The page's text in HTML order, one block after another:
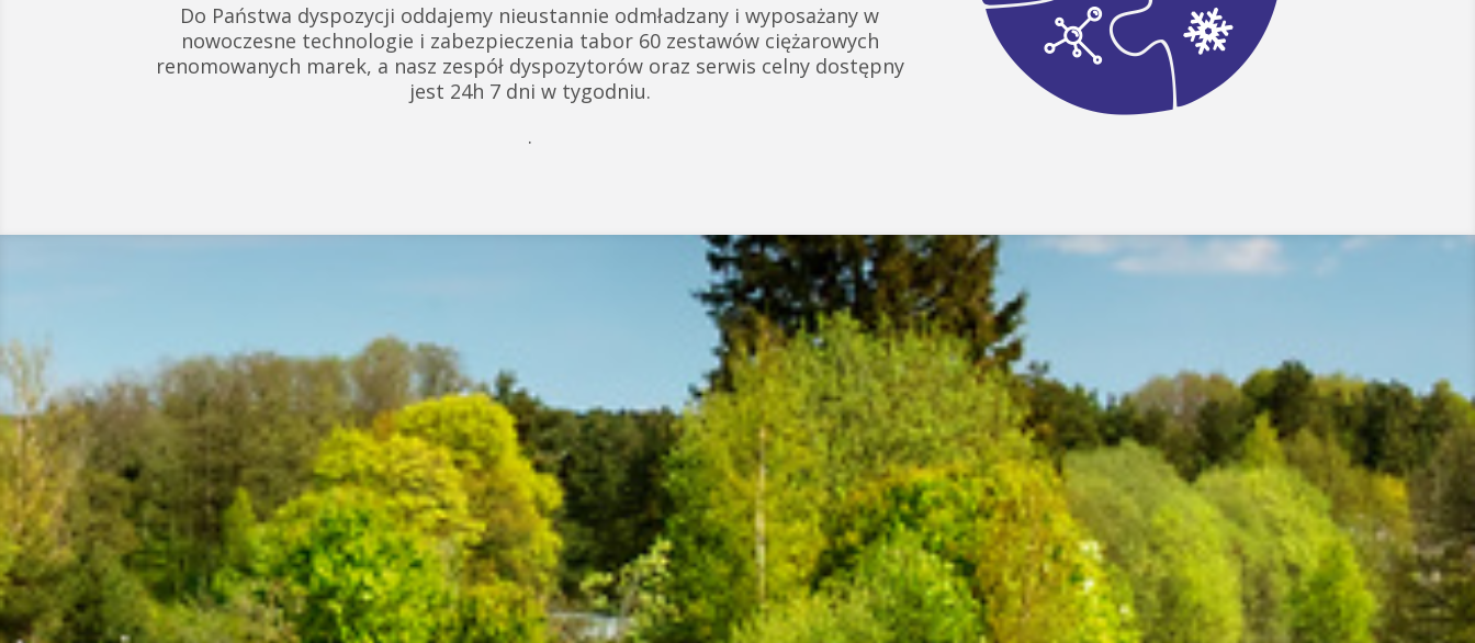
Do Państwa dyspozycji oddajemy nieustannie odmładzany i wyposażany w
nowoczesne technologie i zabezpieczenia tabor 60 zestawów ciężarowych
renomowanych marek, a nasz zespół dyspozytorów oraz serwis celny dostępny
jest 24h 7 dni w tygodniu.
.